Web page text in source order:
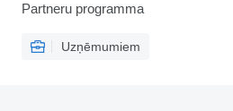
Partneru programma
Uzņēmumiem